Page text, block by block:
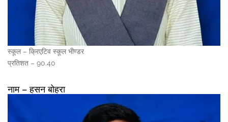
स्कूल – क्रिएटिव स्कूल भीण्डर
प्रतिशत – 90.40
नाम – हसन बोहरा